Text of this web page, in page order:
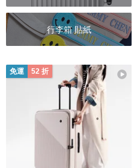
行李箱 貼紙
免運 52 折